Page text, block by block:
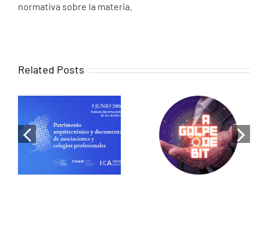
normativa sobre la materia.
Related Posts
When memory
becomes
Historical
research as a
tool for
Luis de Pereda
on RNE: Cities
that share
energy, the
revolution has